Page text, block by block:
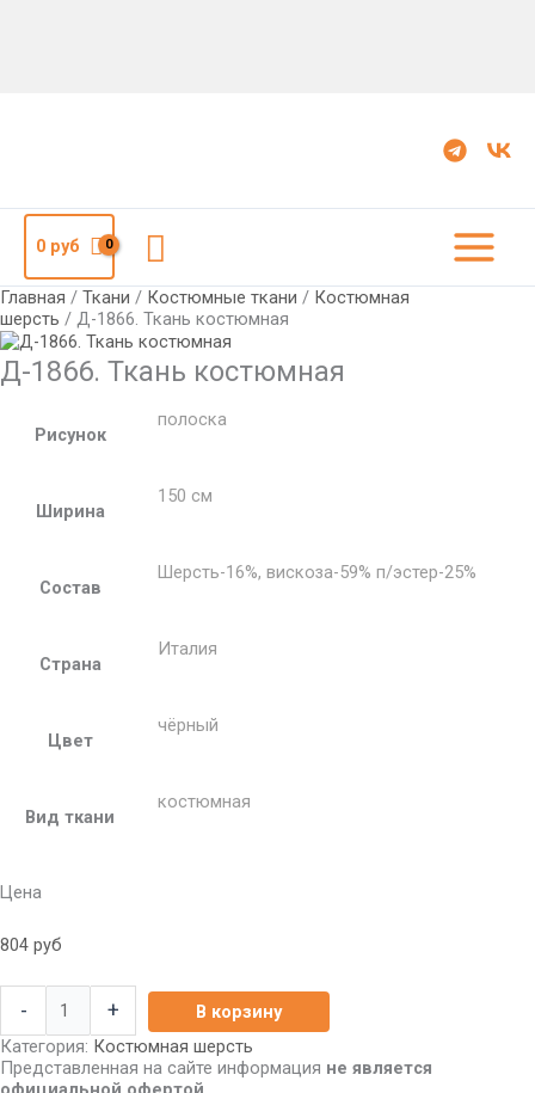
0руб Поиск
Главная / Ткани / Костюмные ткани / Костюмная
шерсть / Д-1866. Ткань костюмная
Д-1866. Ткань костюмная
Рисунок
полоска
Ширина
150 см
Состав
Шерсть-16%, вискоза-59% п/эстер-25%
Страна
Италия
Цвет
чёрный
Вид ткани
костюмная
Цена
804 руб
- +
В корзину
Категория: Костюмная шерсть
Представленная на сайте информация не является